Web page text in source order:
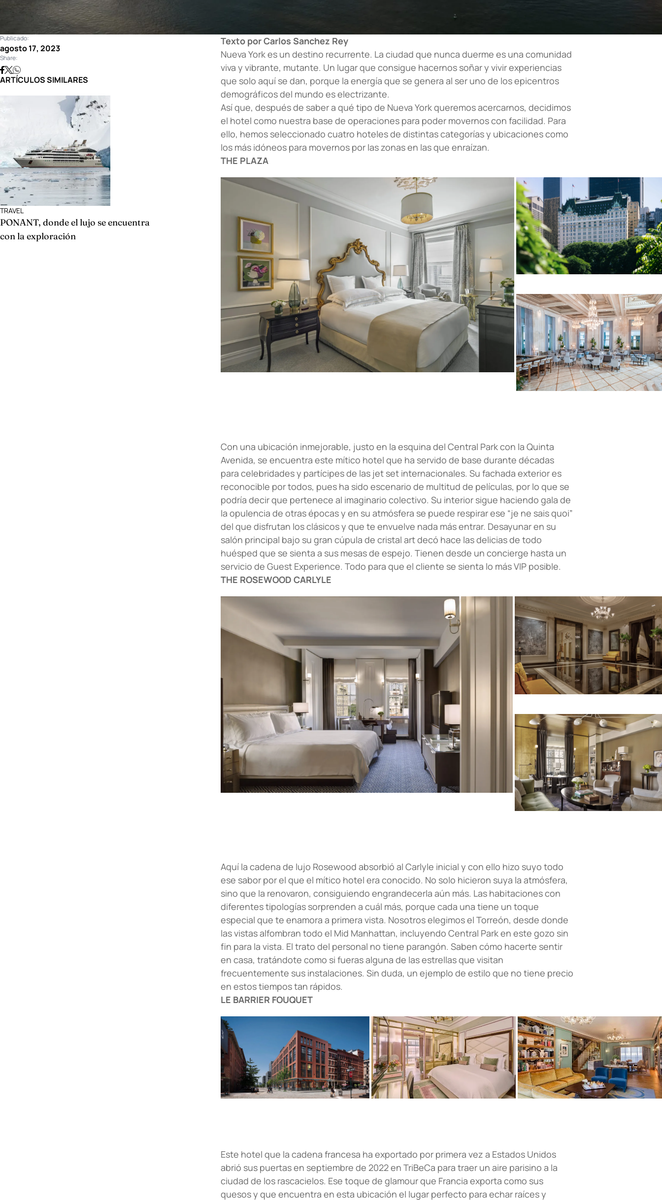
Texto por Carlos Sanchez Rey
Nueva York es un destino recurrente. La ciudad que nunca duerme es una comunidad
viva y vibrante, mutante. Un lugar que consigue hacernos soñar y vivir experiencias
que solo aquí se dan, porque la energía que se genera al ser uno de los epicentros
demográficos del mundo es electrizante.
Así que, después de saber a qué tipo de Nueva York queremos acercarnos, decidimos
el hotel como nuestra base de operaciones para poder movernos con facilidad. Para
ello, hemos seleccionado cuatro hoteles de distintas categorías y ubicaciones como
los más idóneos para movernos por las zonas en las que enraízan.
THE PLAZA
Con una ubicación inmejorable, justo en la esquina del Central Park con la Quinta
Avenida, se encuentra este mítico hotel que ha servido de base durante décadas
para celebridades y partícipes de las jet set internacionales. Su fachada exterior es
reconocible por todos, pues ha sido escenario de multitud de películas, por lo que se
podría decir que pertenece al imaginario colectivo. Su interior sigue haciendo gala de
la opulencia de otras épocas y en su atmósfera se puede respirar ese “je ne sais quoi”
del que disfrutan los clásicos y que te envuelve nada más entrar. Desayunar en su
salón principal bajo su gran cúpula de cristal art decó hace las delicias de todo
huésped que se sienta a sus mesas de espejo. Tienen desde un concierge hasta un
servicio de Guest Experience. Todo para que el cliente se sienta lo más VIP posible.
THE ROSEWOOD CARLYLE
Aquí la cadena de lujo Rosewood absorbió al Carlyle inicial y con ello hizo suyo todo
ese sabor por el que el mítico hotel era conocido. No solo hicieron suya la atmósfera,
sino que la renovaron, consiguiendo engrandecerla aún más. Las habitaciones con
diferentes tipologías sorprenden a cuál más, porque cada una tiene un toque
especial que te enamora a primera vista. Nosotros elegimos el Torreón, desde donde
las vistas alfombran todo el Mid Manhattan, incluyendo Central Park en este gozo sin
fin para la vista. El trato del personal no tiene parangón. Saben cómo hacerte sentir
en casa, tratándote como si fueras alguna de las estrellas que visitan
frecuentemente sus instalaciones. Sin duda, un ejemplo de estilo que no tiene precio
en estos tiempos tan rápidos.
LE BARRIER FOUQUET
Este hotel que la cadena francesa ha exportado por primera vez a Estados Unidos
abrió sus puertas en septiembre de 2022 en TriBeCa para traer un aire parisino a la
ciudad de los rascacielos. Ese toque de glamour que Francia exporta como sus
quesos y que encuentra en esta ubicación el lugar perfecto para echar raíces y
Publicado:
agosto 17, 2023
Share:
ARTÍCULOS SIMILARES
TRAVEL
PONANT, donde el lujo se encuentra
con la exploración